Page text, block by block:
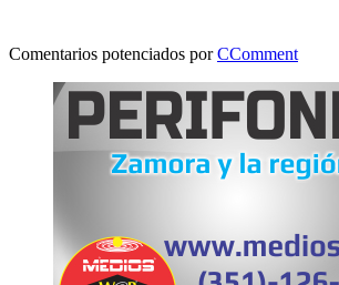
Comentarios potenciados porCComment